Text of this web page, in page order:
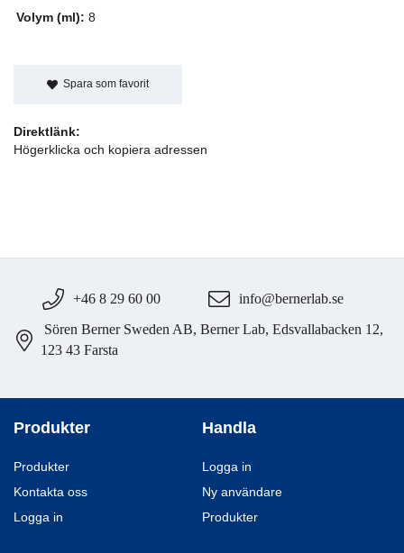
Volym (ml): 8
Spara som favorit
Direktlänk:
Högerklicka och kopiera adressen
+46 8 29 60 00 info@bernerlab.se
Sören Berner Sweden AB, Berner Lab, Edsvallabacken 12,
123 43 Farsta
Produkter
Produkter
Kontakta oss
Logga in
Handla
Logga in
Ny användare
Produkter